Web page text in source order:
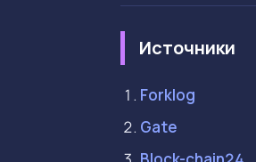
Источники
Forklog
Gate